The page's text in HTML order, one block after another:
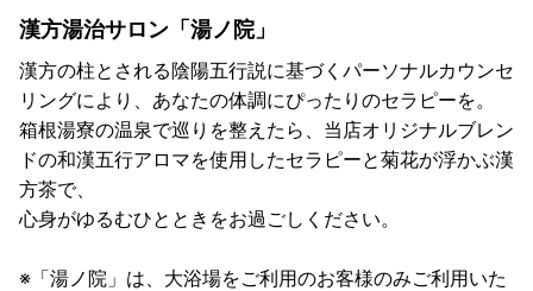
漢方湯治サロン「湯ノ院」
漢方の柱とされる陰陽五行説に基づくパーソナルカウンセ
リングにより、あなたの体調にぴったりのセラピーを。
箱根湯寮の温泉で巡りを整えたら、当店オリジナルブレン
ドの和漢五行アロマを使用したセラピーと菊花が浮かぶ漢
方茶で、
心身がゆるむひとときをお過ごしください。
※「湯ノ院」は、大浴場をご利用のお客様のみご利用いた